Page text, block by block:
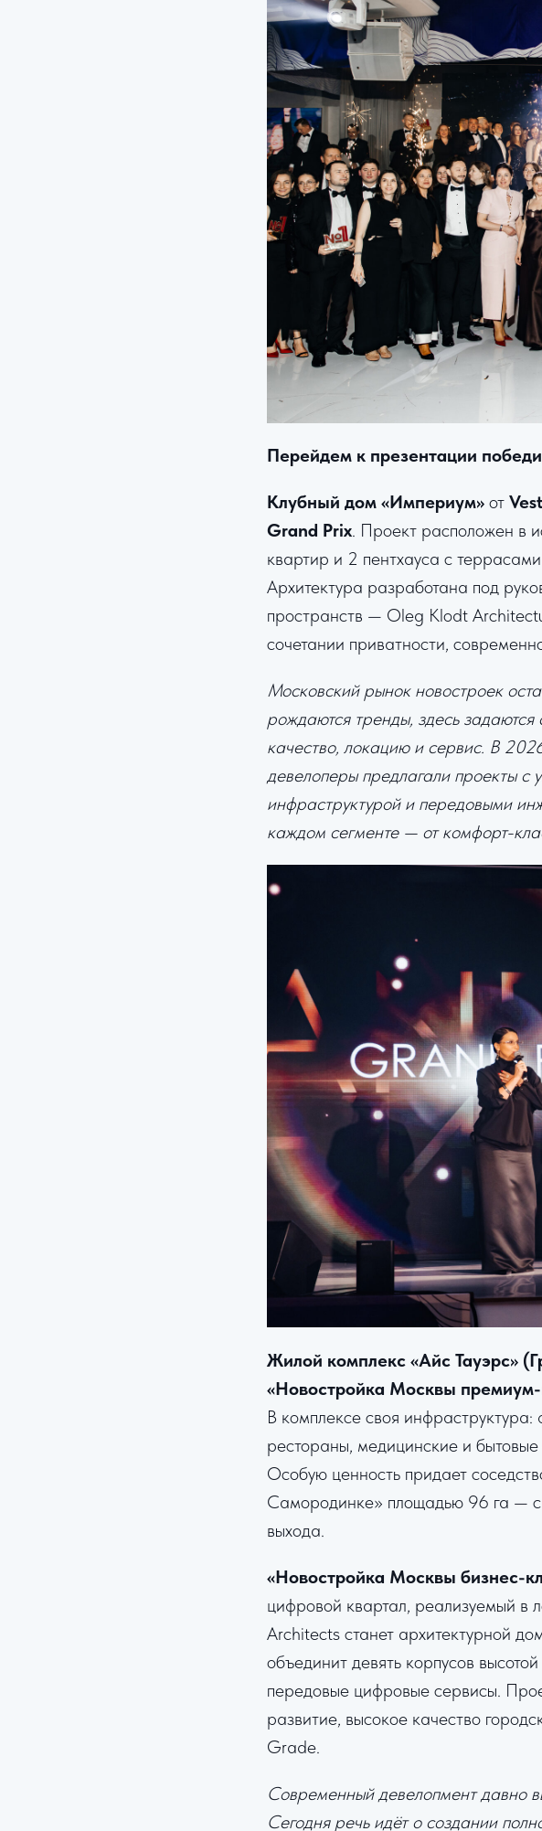
Перейдем к презентации
Клубный дом «Империум» от
Grand Prix. Проект расположен в
квартир и 2 пентхауса с
Архитектура разработана под
пространств — Oleg Klodt
сочетании приватности,
Московский рынок новостроек
рождаются тренды, здесь задаются
качество, локацию и сервис. В
девелоперы предлагали проекты с
инфраструктурой и передовыми
каждом сегменте — от комфорт-
Жилой комплекс «Айс Тауэрс»
«Новостройка Москвы
В комплексе своя
рестораны, медицинские и
Особую ценность придает
Самородинке» площадью 96 га — с
выхода.
«Новостройка Москвы бизнес-
цифровой квартал, реализуемый
Architects станет архитектурной
объединит девять корпусов
передовые цифровые сервисы.
развитие, высокое качество
Grade.
Современный девелопмент давно
Сегодня речь идёт о создании